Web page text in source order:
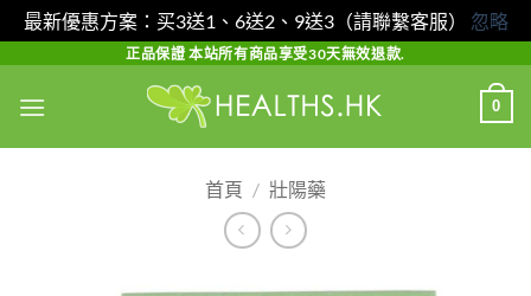
最新優惠方案：买3送1、6送2、9送3（請聯繫客服） 忽略
content
正品保證 本站所有商品享受30天無效退款.
0
首頁 / 壯陽藥